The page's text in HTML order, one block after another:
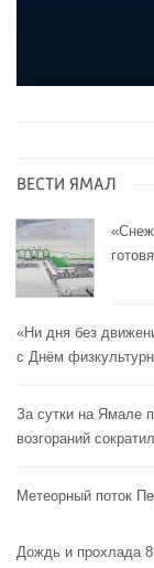
ВЕСТИ ЯМАЛ
«Ни дня без
с Днём
За сутки на Ямале
возгораний
Метеорный поток
Дождь и прохлада